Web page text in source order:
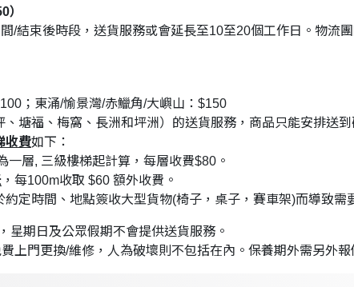
）
間/結束後時段，送貨服務或會延長至10至20個工作日。物流
；東涌/愉景灣/赤鱲角/大嶼山：$150
、塘福、梅窩、長洲和坪洲）的送貨服務，商品只能安排送到
收費如下：
層, 三級樓梯起計算，每層收費$80。
，每100m收取 $60 額外收費。
定時間、地點簽收大型貨物(椅子，桌子，賽車架)而導致需
星期日及公眾假期不會提供送貨服務。
上門更換/維修，人為破壞則不包括在內。保養期外需另外報